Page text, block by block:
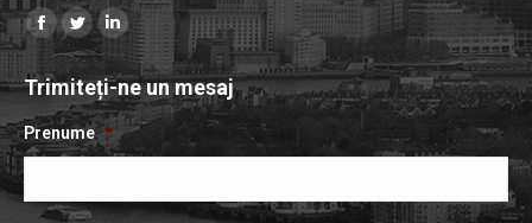
Găsiți-ne pe:
Pagina
Facebook
se
deschide
Pagina
de
Twitter
se
deschide
Pagina
Linkedin
se
deschide
într-
Trimiteți-ne un mesaj
Prenume *